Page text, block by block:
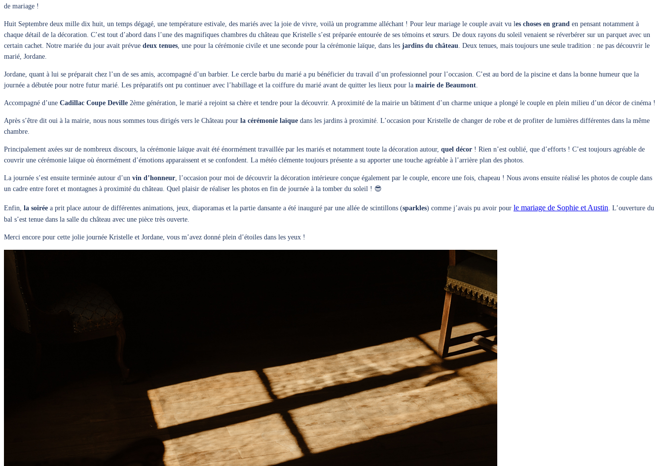
de mariage !
Huit Septembre deux mille dix huit, un temps dégagé, une température estivale, des mariés avec la joie de vivre, voilà un programme alléchant ! Pour leur mariage le couple avait vu les choses en grand en pensant notamment à
chaque détail de la décoration. C’est tout d’abord dans l’une des magnifiques chambres du château que Kristelle s’est préparée entourée de ses témoins et sœurs. De doux rayons du soleil venaient se réverbérer sur un parquet avec un
certain cachet. Notre mariée du jour avait prévue deux tenues, une pour la cérémonie civile et une seconde pour la cérémonie laïque, dans les jardins du château. Deux tenues, mais toujours une seule tradition : ne pas découvrir le
marié, Jordane.
Jordane, quant à lui se préparait chez l’un de ses amis, accompagné d’un barbier. Le cercle barbu du marié a pu bénéficier du travail d’un professionnel pour l’occasion. C’est au bord de la piscine et dans la bonne humeur que la
journée a débutée pour notre futur marié. Les préparatifs ont pu continuer avec l’habillage et la coiffure du marié avant de quitter les lieux pour la mairie de Beaumont.
Accompagné d’une Cadillac Coupe Deville 2ème génération, le marié a rejoint sa chère et tendre pour la découvrir. A proximité de la mairie un bâtiment d’un charme unique a plongé le couple en plein milieu d’un décor de cinéma !
Après s’être dit oui à la mairie, nous nous sommes tous dirigés vers le Château pour la cérémonie laïque dans les jardins à proximité. L’occasion pour Kristelle de changer de robe et de profiter de lumières différentes dans la même
chambre.
Principalement axées sur de nombreux discours, la cérémonie laïque avait été énormément travaillée par les mariés et notamment toute la décoration autour, quel décor ! Rien n’est oublié, que d’efforts ! C’est toujours agréable de
couvrir une cérémonie laïque où énormément d’émotions apparaissent et se confondent. La météo clémente toujours présente a su apporter une touche agréable à l’arrière plan des photos.
La journée s’est ensuite terminée autour d’un vin d’honneur, l’occasion pour moi de découvrir la décoration intérieure conçue également par le couple, encore une fois, chapeau ! Nous avons ensuite réalisé les photos de couple dans
un cadre entre foret et montagnes à proximité du château. Quel plaisir de réaliser les photos en fin de journée à la tomber du soleil ! 😎
Enfin, la soirée a prit place autour de différentes animations, jeux, diaporamas et la partie dansante a été inauguré par une allée de scintillons (sparkles) comme j’avais pu avoir pour le mariage de Sophie et Austin. L’ouverture du
bal s’est tenue dans la salle du château avec une pièce très ouverte.
Merci encore pour cette jolie journée Kristelle et Jordane, vous m’avez donné plein d’étoiles dans les yeux !